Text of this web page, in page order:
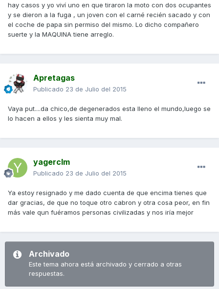
hay casos y yo viví uno en que tiraron la moto con dos ocupantes
y se dieron a la fuga , un joven con el carné recién sacado y con
el coche de papa sin permiso del mismo. Lo dicho compañero
suerte y la MAQUINA tiene arreglo.
Apretagas
Publicado 23 de Julio del 2015
Vaya put....da chico,de degenerados esta lleno el mundo,luego se
lo hacen a ellos y les sienta muy mal.
yagerclm
Publicado 23 de Julio del 2015
Ya estoy resignado y me dado cuenta de que encima tienes que
dar gracias, de que no toque otro cabron y otra cosa peor, en fin
más vale qun fuéramos personas civilizadas y nos iría mejor
Archivado
Este tema ahora está archivado y cerrado a otras
respuestas.